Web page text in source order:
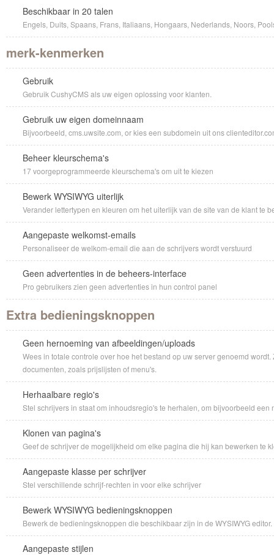
Beschikbaar in 20 talen
Engels, Duits, Spaans, Frans, Italiaans, Hongaars, Nederlands, Noors,
merk-kenmerken
Gebruik
Gebruik CushyCMS als uw eigen oplossing voor klanten.
Gebruik uw eigen domeinnaam
Bijvoorbeeld, cms.uwsite.com, or kies een subdomein uit ons
Beheer kleurschema's
17 voorgeprogrammeerde kleurschema's om uit te kiezen
Bewerk WYSIWYG uiterlijk
Verander lettertypen en kleuren om het uiterlijk van de site van de klant te
Aangepaste welkomst-emails
Personaliseer de welkom-email die aan de schrijvers wordt verstuurd
Geen advertenties in de beheers-interface
Pro gebruikers zien geen advertenties in hun control panel
Extra bedieningsknoppen
Geen hernoeming van afbeeldingen/uploads
Wees in totale controle over hoe het bestand op uw server genoemd
documenten, zoals prijslijsten of menu's.
Herhaalbare regio's
Stel schrijvers in staat om inhoudsregio's te herhalen, om bijvoorbeeld een
Klonen van pagina's
Geef de schrijver de mogelijkheid om elke pagina die hij kan bewerken te
Aangepaste klasse per schrijver
Stel verschillende schrijf-rechten in voor elke schrijver
Bewerk WYSIWYG bedieningsknoppen
Bewerk de bedieningsknoppen die beschikbaar zijn in de WYSIWYG editor.
Aangepaste stijlen